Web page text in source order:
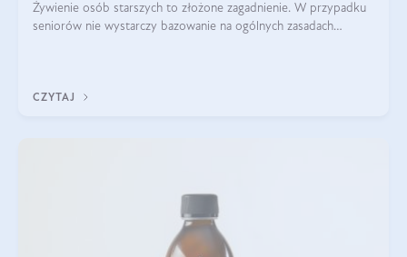
Żywienie osób starszych to złożone zagadnienie. W przypadku
seniorów nie wystarczy bazowanie na ogólnych zasadach
CZYTAJ